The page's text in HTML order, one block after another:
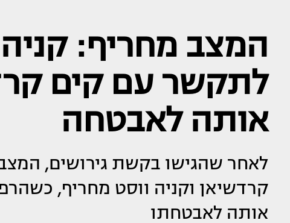
המצב מחריף:
לתקשר עם קים
אותה לאבטחה
לאחר שהגישו בקשת גירושים,
קרדשיאן וקניה ווסט מחריף,
אותה לאבטחתו